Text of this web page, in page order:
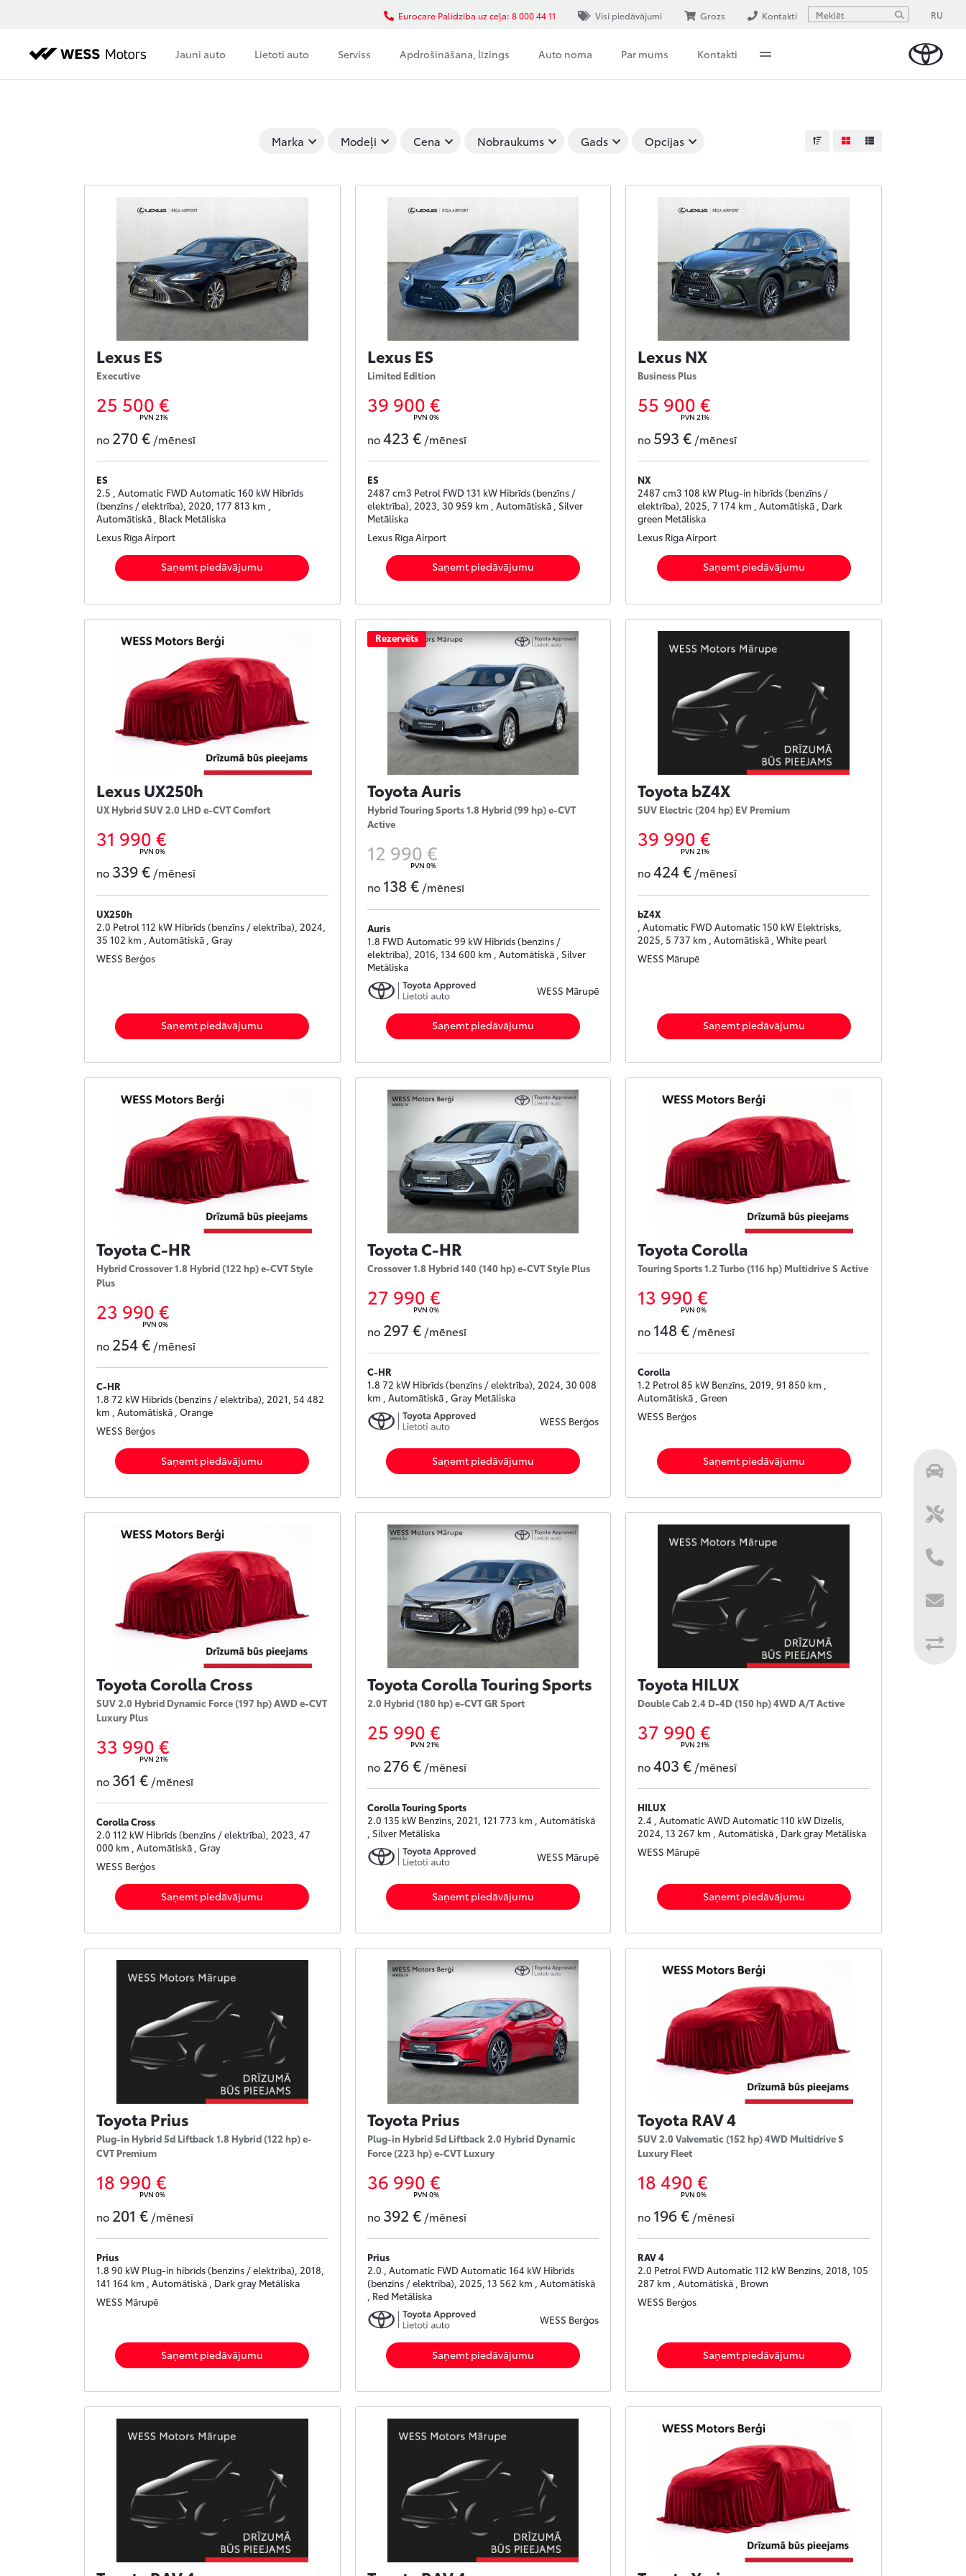
Jauni auto Lietoti auto Serviss Apdrošināšana, līzings Auto noma Par mums Kontakti
Eurocare Palīdzība uz ceļa: 8 000 44 11 Visi piedāvājumi Grozs Kontakti RU
Marka Modeļi Cena Nobraukums Gads Opcijas
Lexus ES
Executive
25 500 €
PVN 21%
no 270 € /mēnesī
ES
2.5 , Automatic FWD Automatic 160 kW Hibrīds
(benzīns / elektrība), 2020, 177 813 km ,
Automātiskā , Black Metāliska
Lexus Rīga Airport
Saņemt piedāvājumu
Lexus ES
Limited Edition
39 900 €
PVN 0%
no423 €/mēnesī
ES
2487 cm3 Petrol FWD 131 kW Hibrīds (benzīns /
elektrība), 2023, 30 959 km , Automātiskā , Silver
Metāliska
Lexus Rīga Airport
Saņemt piedāvājumu
Lexus NX
Business Plus
55 900 €
PVN 21%
no 593 € /mēnesī
NX
2487 cm3 108 kW Plug-in hibrīds (benzīns /
elektrība), 2025, 7 174 km , Automātiskā , Dark
green Metāliska
Lexus Rīga Airport
Saņemt piedāvājumu
Lexus UX250h
UX Hybrid SUV 2.0 LHD e-CVT Comfort
31 990 €
PVN 0%
no 339 € /mēnesī
UX250h
2.0 Petrol 112 kW Hibrīds (benzīns / elektrība), 2024,
35 102 km , Automātiskā , Gray
WESS Berģos
Saņemt piedāvājumu
Rezervēts
Toyota Auris
Hybrid Touring Sports 1.8 Hybrid (99 hp) e-CVT
Active
12 990 €
PVN 0%
no 138 €/mēnesī
Auris
1.8 FWD Automatic 99 kW Hibrīds (benzīns /
elektrība), 2016, 134 600 km , Automātiskā , Silver
Metāliska
WESS Mārupē
Saņemt piedāvājumu
Toyota bZ4X
SUV Electric (204 hp) EV Premium
39 990 €
PVN 21%
no424 € /mēnesī
bZ4X
, Automatic FWD Automatic 150 kW Elektrisks,
2025, 5 737 km , Automātiskā , White pearl
WESS Mārupē
Saņemt piedāvājumu
Toyota C-HR
Hybrid Crossover 1.8 Hybrid (122 hp) e-CVT Style
Plus
23 990 €
PVN 0%
no 254 € /mēnesī
C-HR
1.8 72 kW Hibrīds (benzīns / elektrība), 2021, 54 482
km , Automātiskā , Orange
WESS Berģos
Saņemt piedāvājumu
Toyota C-HR
Crossover 1.8 Hybrid 140 (140 hp) e-CVT Style Plus
27 990 €
PVN 0%
no 297 €/mēnesī
C-HR
1.8 72 kW Hibrīds (benzīns / elektrība), 2024, 30 008
km , Automātiskā , Gray Metāliska
WESS Berģos
Saņemt piedāvājumu
Toyota Corolla
Touring Sports 1.2 Turbo (116 hp) Multidrive S Active
13 990 €
PVN 0%
no 148 € /mēnesī
Corolla
1.2 Petrol 85 kW Benzīns, 2019, 91 850 km ,
Automātiskā , Green
WESS Berģos
Saņemt piedāvājumu
Toyota Corolla Cross
SUV 2.0 Hybrid Dynamic Force (197 hp) AWD e-CVT
Luxury Plus
33 990 €
PVN 21%
no 361 € /mēnesī
Corolla Cross
2.0 112 kW Hibrīds (benzīns / elektrība), 2023, 47
000 km , Automātiskā , Gray
WESS Berģos
Saņemt piedāvājumu
Toyota Corolla Touring Sports
2.0 Hybrid (180 hp) e-CVT GR Sport
25 990 €
PVN 21%
no 276 €/mēnesī
Corolla Touring Sports
2.0 135 kW Benzīns, 2021, 121 773 km , Automātiskā
, Silver Metāliska
WESS Mārupē
Saņemt piedāvājumu
Toyota HILUX
Double Cab 2.4 D-4D (150 hp) 4WD A/T Active
37 990 €
PVN 21%
no403 € /mēnesī
HILUX
2.4 , Automatic AWD Automatic 110 kW Dīzelis,
2024, 13 267 km , Automātiskā , Dark gray Metāliska
WESS Mārupē
Saņemt piedāvājumu
Toyota Prius
Plug-in Hybrid 5d Liftback 1.8 Hybrid (122 hp) e-
CVT Premium
18 990 €
PVN 0%
no 201 € /mēnesī
Prius
1.8 90 kW Plug-in hibrīds (benzīns / elektrība), 2018,
141 164 km , Automātiskā , Dark gray Metāliska
WESS Mārupē
Saņemt piedāvājumu
Toyota Prius
Plug-in Hybrid 5d Liftback 2.0 Hybrid Dynamic
Force (223 hp) e-CVT Luxury
36 990 €
PVN 0%
no 392 €/mēnesī
Prius
2.0 , Automatic FWD Automatic 164 kW Hibrīds
(benzīns / elektrība), 2025, 13 562 km , Automātiskā
, Red Metāliska
WESS Berģos
Saņemt piedāvājumu
Toyota RAV 4
SUV 2.0 Valvematic (152 hp) 4WD Multidrive S
Luxury Fleet
18 490 €
PVN 0%
no 196 € /mēnesī
RAV 4
2.0 Petrol FWD Automatic 112 kW Benzīns, 2018, 105
287 km , Automātiskā , Brown
WESS Berģos
Saņemt piedāvājumu